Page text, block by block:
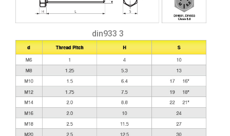
din933 3